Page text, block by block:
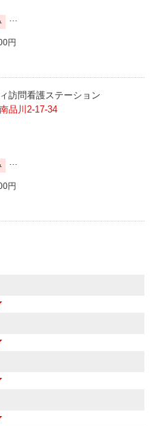
...
円
訪問看護ステーション
品川2-17-34
...
円